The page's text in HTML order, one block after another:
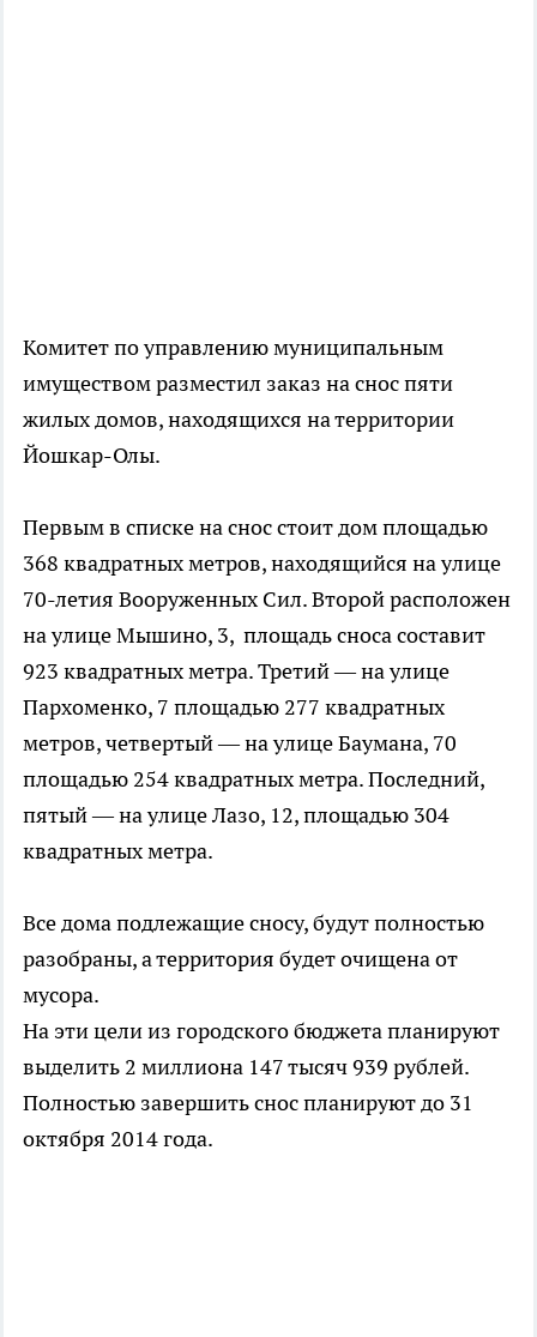
Комитет по управлению муниципальным
имуществом разместил заказ на снос пяти
жилых домов, находящихся на территории
Йошкар-Олы.
Первым в списке на снос стоит дом площадью
368 квадратных метров, находящийся на улице
70-летия Вооруженных Сил. Второй расположен
на улице Мышино, 3, площадь сноса составит
923 квадратных метра. Третий — на улице
Пархоменко, 7 площадью 277 квадратных
метров, четвертый — на улице Баумана, 70
площадью 254 квадратных метра. Последний,
пятый — на улице Лазо, 12, площадью 304
квадратных метра.
Все дома подлежащие сносу, будут полностью
разобраны, а территория будет очищена от
мусора.
На эти цели из городского бюджета планируют
выделить 2 миллиона 147 тысяч 939 рублей.
Полностью завершить снос планируют до 31
октября 2014 года.